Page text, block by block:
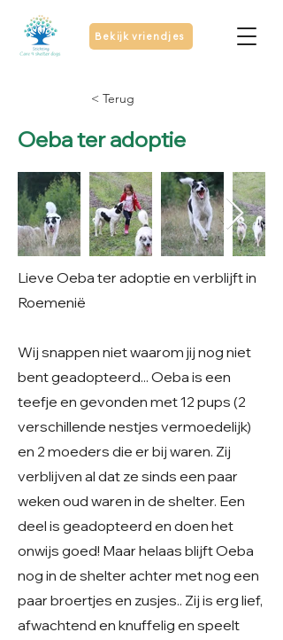
Bekijk vriendjes
< Terug
Oeba ter adoptie
Lieve Oeba ter adoptie en verblijft in
Roemenië
Wij snappen niet waarom jij nog niet
bent geadopteerd... Oeba is een
teefje en gevonden met 12 pups (2
verschillende nestjes vermoedelijk)
en 2 moeders die er bij waren. Zij
verblijven al dat ze sinds een paar
weken oud waren in de shelter. Een
deel is geadopteerd en doen het
onwijs goed! Maar helaas blijft Oeba
nog in de shelter achter met nog een
paar broertjes en zusjes.. Zij is erg lief,
afwachtend en knuffelig en speelt